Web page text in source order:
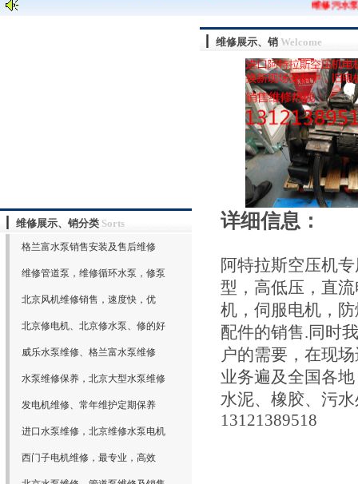
维修污水
维修展示、销分类 Sorts
格兰富水泵销售安装及售后维修
维修管道泵，维修循环水泵，修泵
北京风机维修销售，速度快，优
北京修电机、北京修水泵、修的好
威乐水泵维修、格兰富水泵维修
水泵维修保养，北京大型水泵维修
发电机维修、常年维护定期保养
进口水泵维修，北京维修水泵电机
西门子电机维修，最专业，高效
维修展示、销 Welcome
详细信息：
阿特拉斯空压机
型，高低压，直
机，伺服电机，
配件的销售.同时
户的需要，在现
业务遍及全国各
水泥、橡胶、污
13121389518